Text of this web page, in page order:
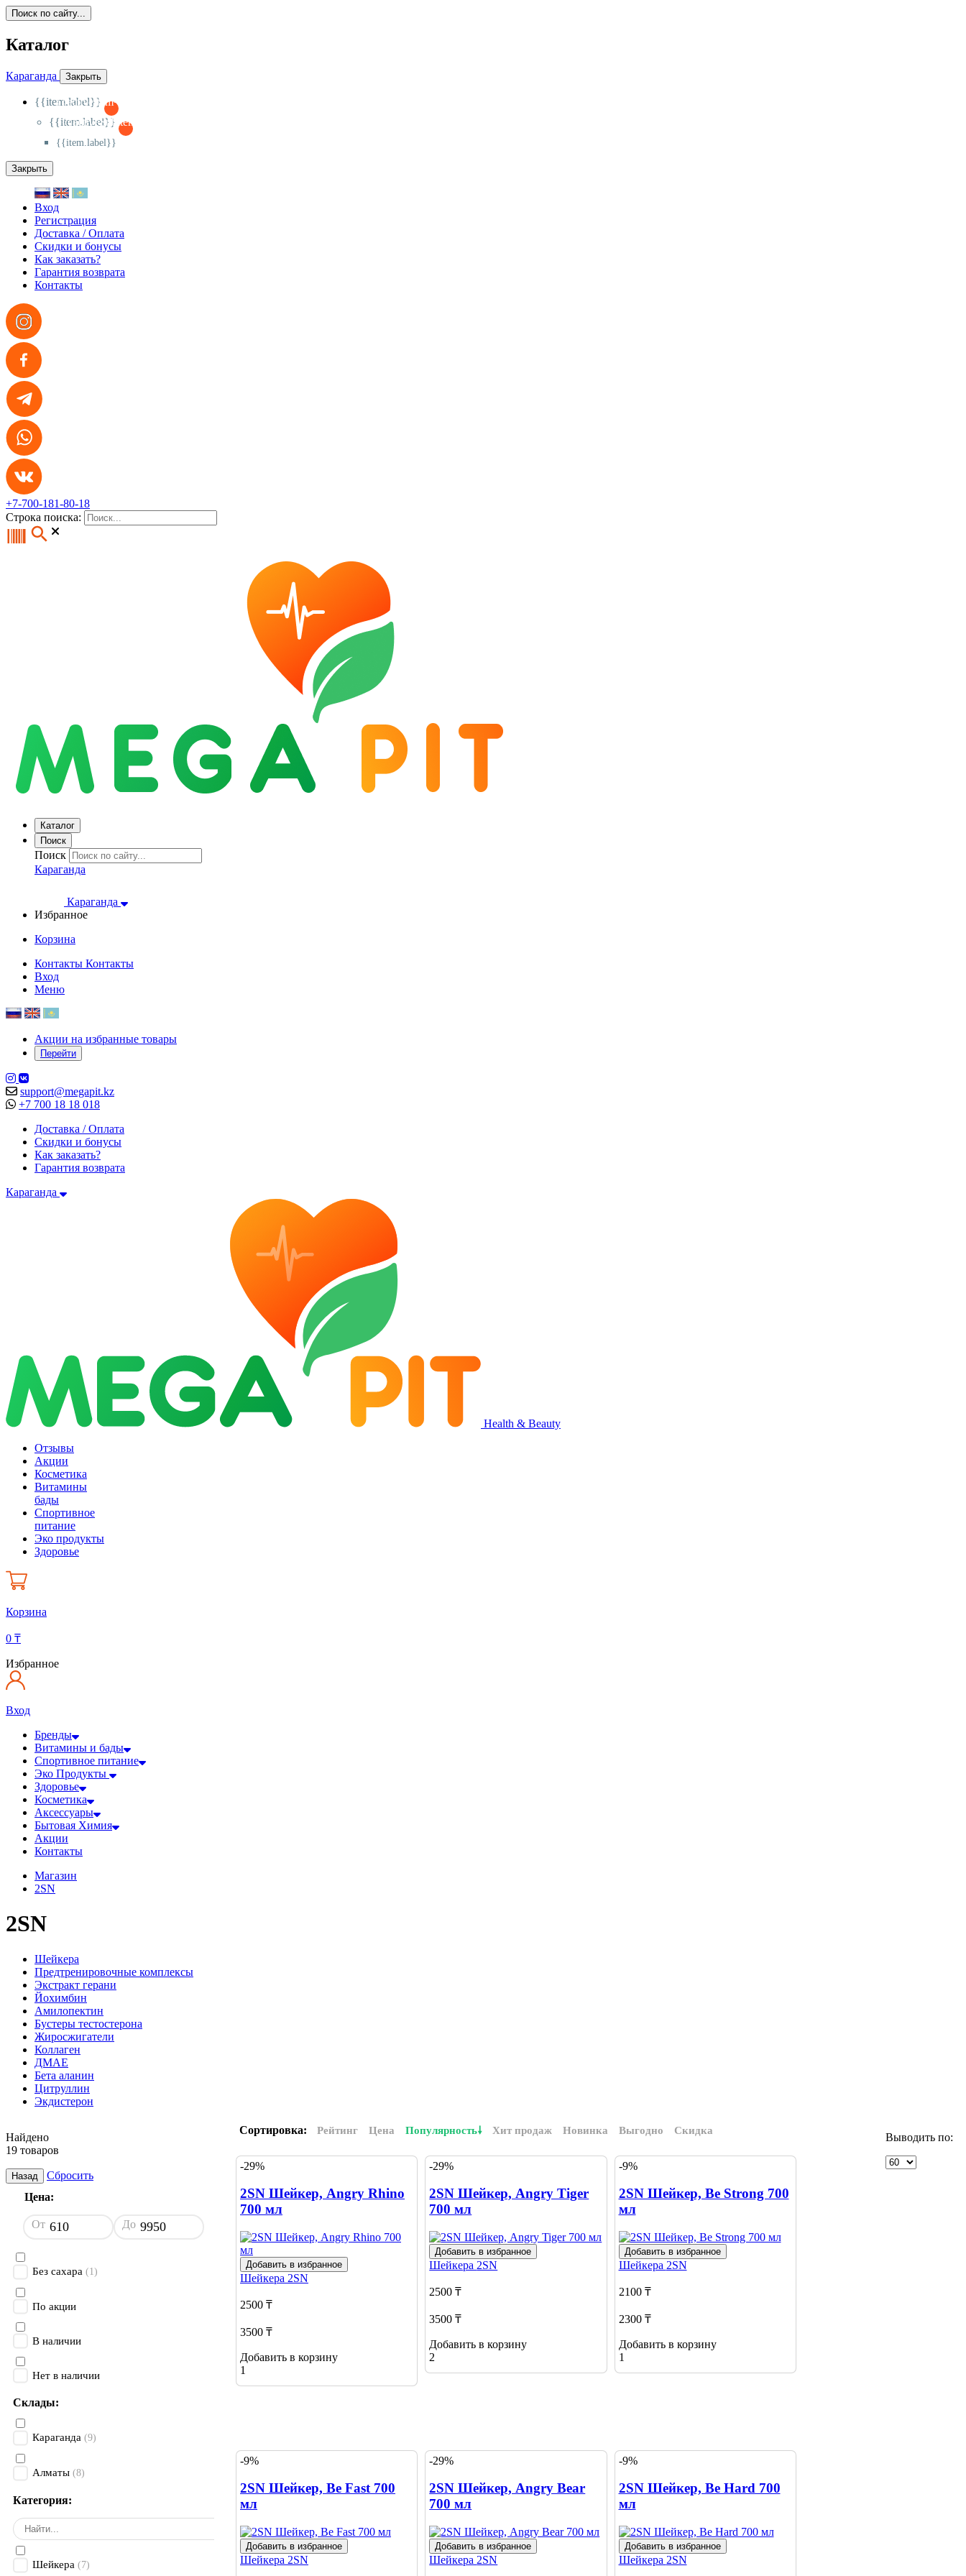
Поиск по сайту...
Каталог
Караганда Закрыть
{{item.label}}
{{activeItem==item.id?'-
{{item.label}}
{{activeSubitem==item.id?'-
{{item.label}}
Закрыть
Вход
Регистрация
Доставка / Оплата
Скидки и бонусы
Как заказать?
Гарантия возврата
Контакты
+7-700-181-80-18
Строка поиска:
Каталог
Поиск
Поиск
Караганда
Караганда
Избранное
Корзина
Контакты Контакты
Вход
Меню
Акции на избранные товары
Перейти
support@megapit.kz
+7 700 18 18 018
Доставка / Оплата
Скидки и бонусы
Как заказать?
Гарантия возврата
Караганда
Health & Beauty
Отзывы
Акции
Косметика
Витамины
бады
Спортивное
питание
Эко продукты
Здоровье
Корзина
0 ₸
Избранное
Вход
Бренды
Витамины и бады
Спортивное питание
Эко Продукты
Здоровье
Косметика
Аксессуары
Бытовая Химия
Акции
Контакты
Магазин
2SN
2SN
Шейкера
Предтренировочные комплексы
Экстракт герани
Йохимбин
Амилопектин
Бустеры тестостерона
Жиросжигатели
Коллаген
ДМАЕ
Бета аланин
Цитруллин
Экдистерон
Сортировка: Рейтинг Цена Популярность Хит продаж Новинка Выгодно Скидка
Выводить по:
Найдено
19 товаров
Назад
Сбросить
Цена:
От До
Без сахара (1)
По акции
В наличии
Нет в наличии
Склады:
Караганда (9)
Алматы (8)
Категория:
Шейкера (7)
-29%
2SN Шейкер, Angry Rhino
700 мл
Добавить в избранное
Шейкера 2SN
2500 ₸
3500 ₸
Добавить в корзину
1
-29%
2SN Шейкер, Angry Tiger
700 мл
Добавить в избранное
Шейкера 2SN
2500 ₸
3500 ₸
Добавить в корзину
2
-9%
2SN Шейкер, Be Strong 700
мл
Добавить в избранное
Шейкера 2SN
2100 ₸
2300 ₸
Добавить в корзину
1
-9%
2SN Шейкер, Be Fast 700
мл
Добавить в избранное
Шейкера 2SN
-29%
2SN Шейкер, Angry Bear
700 мл
Добавить в избранное
Шейкера 2SN
-9%
2SN Шейкер, Be Hard 700
мл
Добавить в избранное
Шейкера 2SN